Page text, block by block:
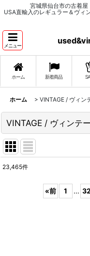
宮城県仙台市の古着屋
USA直輸入のレギュラー＆ヴィ
メニュー
ホーム 新着商品
ホーム > VINTAGE / ヴィン
VINTAGE / ヴィンテ
23,465件
«前 1 ...